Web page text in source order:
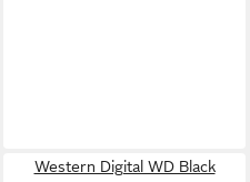
Western Digital WD Black